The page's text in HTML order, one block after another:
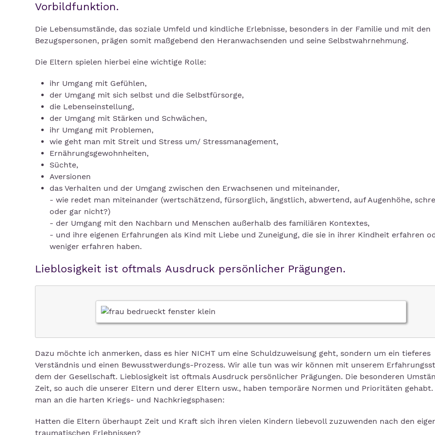
Vorbildfunktion.
Die Lebensumstände, das soziale Umfeld und kindliche Erlebnisse, besonders in der Familie und mit den
Bezugspersonen, prägen somit maßgebend den Heranwachsenden und seine Selbstwahrnehmung.
Die Eltern spielen hierbei eine wichtige Rolle:
ihr Umgang mit Gefühlen,
der Umgang mit sich selbst und die Selbstfürsorge,
die Lebenseinstellung,
der Umgang mit Stärken und Schwächen,
ihr Umgang mit Problemen,
wie geht man mit Streit und Stress um/ Stressmanagement,
Ernährungsgewohnheiten,
Süchte,
Aversionen
das Verhalten und der Umgang zwischen den Erwachsenen und miteinander,
- wie redet man miteinander (wertschätzend, fürsorglich, ängstlich, abwertend, auf Augenhöhe,
oder gar nicht?)
- der Umgang mit den Nachbarn und Menschen außerhalb des familiären Kontextes,
- und ihre eigenen Erfahrungen als Kind mit Liebe und Zuneigung, die sie in ihrer Kindheit erfahren
weniger erfahren haben.
Lieblosigkeit ist oftmals Ausdruck persönlicher Prägungen.
Dazu möchte ich anmerken, dass es hier NICHT um eine Schuldzuweisung geht, sondern um ein tieferes
Verständnis und einen Bewusstwerdungs-Prozess. Wir alle tun was wir können mit unserem
dem der Gesellschaft. Lieblosigkeit ist oftmals Ausdruck persönlicher Prägungen. Die besonderen
Zeit, so auch die unserer Eltern und derer Eltern usw., haben temporäre Normen und Prioritäten
man an die harten Kriegs- und Nachkriegsphasen:
Hatten die Eltern überhaupt Zeit und Kraft sich ihren vielen Kindern liebevoll zuzuwenden nach den
traumatischen Erlebnissen?